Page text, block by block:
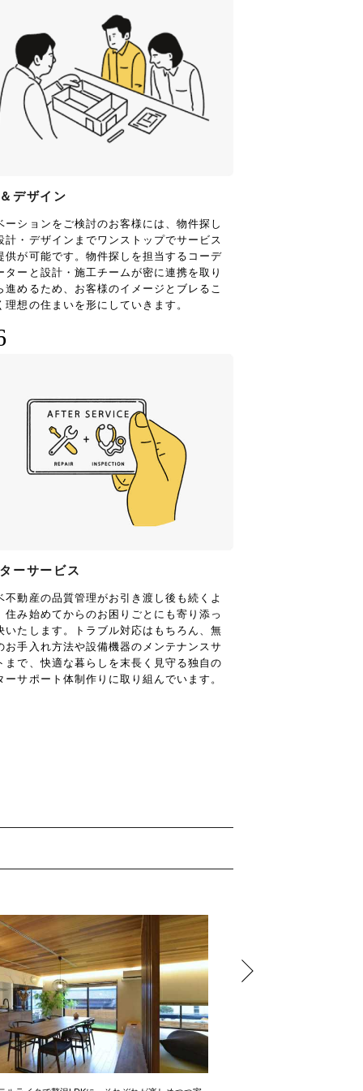
デザイン
ーションをご検討のお客様には、物件探し
計・デザインまでワンストップでサービス
供が可能です。物件探しを担当するコーデ
ターと設計・施工チームが密に連携を取り
進めるため、お客様のイメージとブレるこ
理想の住まいを形にしていきます。
ーサービス
不動産の品質管理がお引き渡し後も続くよ
住み始めてからのお困りごとにも寄り添っ
いたします。トラブル対応はもちろん、無
お手入れ方法や設備機器のメンテナンスサ
まで、快適な暮らしを末長く見守る独自の
ーサポート体制作りに取り組んでいます。